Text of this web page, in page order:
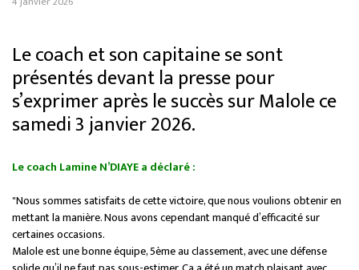
Le coach et son capitaine se sont
présentés devant la presse pour
s’exprimer après le succès sur Malole ce
samedi 3 janvier 2026.
Le coach Lamine N’DIAYE a déclaré :
"Nous sommes satisfaits de cette victoire, que nous voulions obtenir en
mettant la manière. Nous avons cependant manqué d’efficacité sur
certaines occasions.
Malole est une bonne équipe, 5ème au classement, avec une défense